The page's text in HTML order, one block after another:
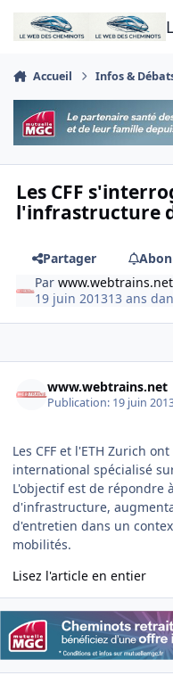
Aller au contenu
Accueil Infos &
Les CFF
l'infrastructure
Partager
Parwww.webtrains.net
19 juin 201313 ans
www.webtrains.net
Publication: 19 juin
Les CFF et l'ETH Zurich
international spécialisé
L'objectif est de répondre
d'infrastructure,
d'entretien dans un
mobilités.
Lisez l'article en entier